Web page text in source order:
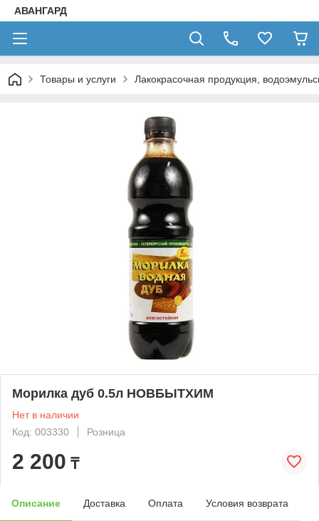
АВАНГАРД
Товары и услуги Лакокрасочная продукция,
Морилка дуб 0.5л НОВБЫТХИМ
Нет в наличии
Код: 003330
Розница
2 200 ₸
Описание Доставка Оплата Условия возврата